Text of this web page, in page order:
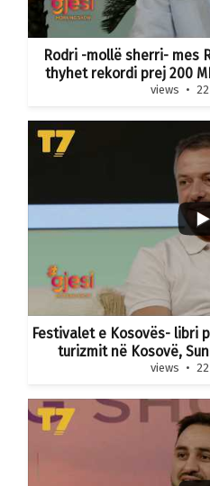
Rodri -mollë sherri- mes
thyhet rekordi prej 200
views
Festivalet e Kosovës- libri
turizmit në Kosovë,
views